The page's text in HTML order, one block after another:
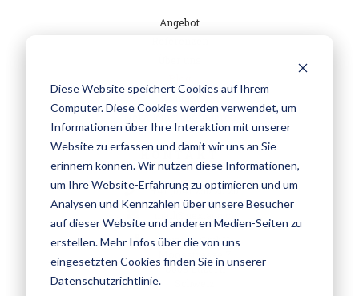
Diese Website speichert Cookies auf Ihrem
Computer. Diese Cookies werden verwendet, um
Informationen über Ihre Interaktion mit unserer
Website zu erfassen und damit wir uns an Sie
erinnern können. Wir nutzen diese Informationen,
um Ihre Website-Erfahrung zu optimieren und um
Analysen und Kennzahlen über unsere Besucher
auf dieser Website und anderen Medien-Seiten zu
erstellen. Mehr Infos über die von uns
eingesetzten Cookies finden Sie in unserer
Datenschutzrichtlinie.
Angebot
KONTAKT
+41 (0)41 250 20 20
nextage GmbH
6003 Luzern